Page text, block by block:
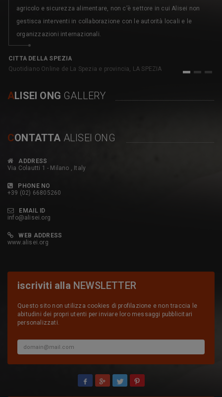
agricolo e sicurezza alimentare, non c’è settore in cui Alisei non
gestisca interventi in collaborazione con le autorità locali e le
organizzazioni internazionali.
CITTA DELLA SPEZIA
Quotidiano Online de La Spezia e provincia, LA SPEZIA
1 2 3
ALISEI ONG GALLERY
CONTATTA ALISEI ONG
ADDRESS
Via Colautti 1 - Milano , Italy
PHONE NO
+39 (02) 66805260
EMAIL ID
info@alisei.org
WEB ADDRESS
www.alisei.org
iscriviti alla NEWSLETTER
Questo sito non utilizza cookies di profilazione e non traccia le
abitudini dei propri utenti per inviare loro messaggi pubblicitari
personalizzati.